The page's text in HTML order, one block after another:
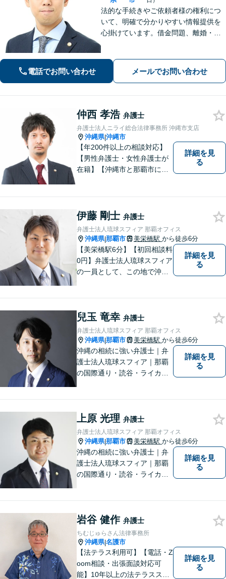
法的な手続きやご依頼者様の権利につ
いて、明確で分かりやすい情報提供を
心掛けています。借金問題、離婚・男
来を明るいものにするお手伝いをさせ
ていただきます。【分割払い可】
電話でお問い合わせ メールでお問い合わせ
仲西 孝浩 弁護士
弁護士法人ニライ総合法律事務所 沖縄市支店
沖縄県|沖縄市
【年200件以上の相談対応】
【男性弁護士・女性弁護士が
在籍】【沖縄市と那覇市に事
す。「沖縄ならではの習慣」
を熟知した弁護士が多数在
籍。
詳細を見
る
伊藤 剛士 弁護士
弁護士法人琉球スフィア 那覇オフィス
沖縄県|那覇市 美栄橋駅 から徒歩6分
【美栄橋駅6分】【初回相談料
0円】弁護士法人琉球スフィア
の一員として、この地で沖縄
ございませんので、安心して
経験豊富な弁護士にご相談く
ださい。
詳細を見
る
兒玉 竜幸 弁護士
弁護士法人琉球スフィア 那覇オフィス
沖縄県|那覇市 美栄橋駅 から徒歩6分
沖縄の相続に強い弁護士｜弁
護士法人琉球スフィア｜那覇
の国際通り・読谷・ライカム
に対応し、あなたの立場に立
ったベストな紛争解決を導く
ことを常に大切にしていま
す。
詳細を見
る
上原 光理 弁護士
弁護士法人琉球スフィア 那覇オフィス
沖縄県|那覇市 美栄橋駅 から徒歩6分
沖縄の相続に強い弁護士｜弁
護士法人琉球スフィア｜那覇
の国際通り・読谷・ライカム
す。お気軽にご連絡くださ
い！
詳細を見
る
岩谷 健作 弁護士
ちむじゅらさん法律事務所
沖縄県|名護市
【法テラス利用可】【電話・Z
oom相談・出張面談対応可
能】10年以上の法テラススタ
詳細を見
る